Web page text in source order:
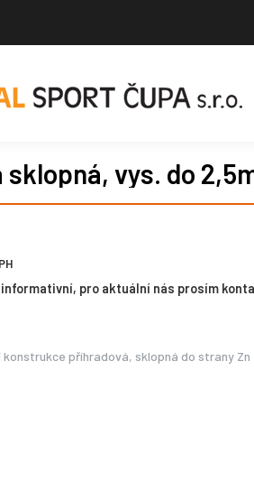
vys. do
informativní, pro aktuální nás prosím
konstrukce příhradová, sklopná do strany Zn